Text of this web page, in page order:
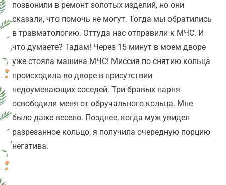
позвонили в ремонт золотых изделий, но они
сказали, что помочь не могут. Тогда мы обратились
в травматологию. Оттуда нас отправили к МЧС. И
что думаете? Тадам! Через 15 минут в моем дворе
уже стояла машина МЧС! Миссия по снятию кольца
происходила во дворе в присутствии
недоумевающих соседей. Три бравых парня
освободили меня от обручального кольца. Мне
было даже весело. Позднее, когда муж увидел
разрезанное кольцо, я получила очередную порцию
негатива.